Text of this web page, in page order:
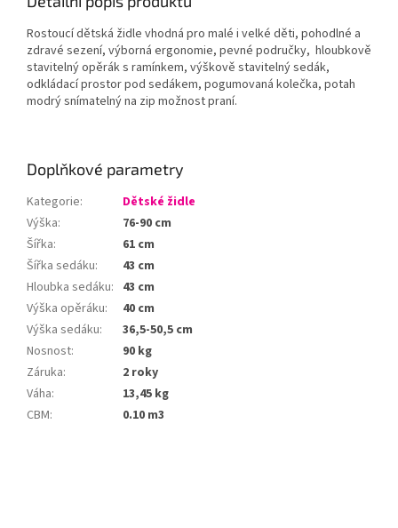
Rostoucí dětská židle vhodná pro malé i velké děti, pohodlné a
zdravé sezení, výborná ergonomie, pevné područky, hloubkově
stavitelný opěrák s ramínkem, výškově stavitelný sedák,
odkládací prostor pod sedákem, pogumovaná kolečka, potah
modrý snímatelný na zip možnost praní.
Doplňkové parametry
Kategorie:
Dětské židle
Výška:
76-90 cm
Šířka:
61 cm
Šířka sedáku:
43 cm
Hloubka sedáku: 43 cm
Výška opěráku:
40 cm
Výška sedáku:
36,5-50,5 cm
Nosnost:
90 kg
Záruka:
2 roky
Váha:
13,45 kg
CBM: 0.10 m3